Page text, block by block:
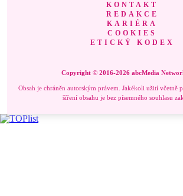
KONTAKT
REDAKCE
KARIÉRA
COOKIES
ETICKÝ KODEX
Copyright © 2016-2026 abcMedia
Obsah je chráněn autorským právem. Jakékoli užití včetně
šíření obsahu je bez písemného souhlasu